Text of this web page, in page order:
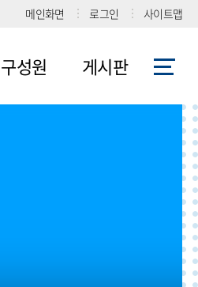
메인화면 로그인 사이트맵
성원 게시판